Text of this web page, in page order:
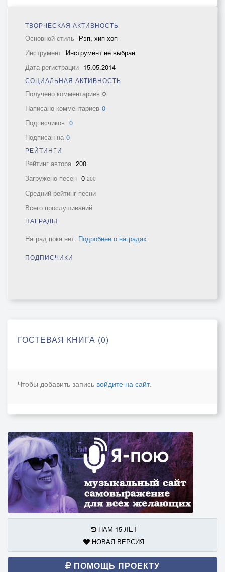
ТВОРЧЕСКАЯ АКТИВНОСТЬ
Основной стиль Рэп, хип-хоп
Инструмент Инструмент не выбран
Дата регистрации 15.05.2014
СОЦИАЛЬНАЯ АКТИВНОСТЬ
Получено комментариев 0
Написано комментариев 0
Подписчиков 0
Подписан на 0
РЕЙТИНГИ
Рейтинг автора 200
Загружено песен 0 200
Средний рейтинг песни
Всего прослушиваний
НАГРАДЫ
Наград пока нет. Подробнее о наградах
ПОДПИСЧИКИ
ГОСТЕВАЯ КНИГА (0)
Чтобы добавить запись войдите на сайт.
НАМ 15 ЛЕТ
НОВАЯ ВЕРСИЯ
ПОМОЩЬ ПРОЕКТУ